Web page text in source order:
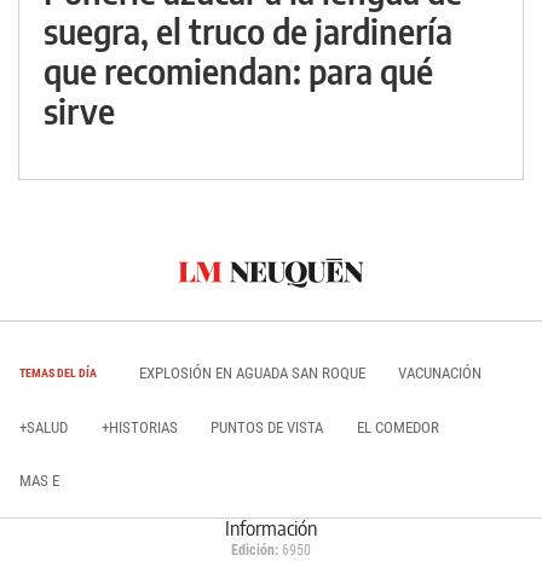
suegra, el truco de jardinería
que recomiendan: para qué
sirve
TEMAS DEL DÍA EXPLOSIÓN EN AGUADA SAN ROQUE VACUNACIÓN
+SALUD +HISTORIAS PUNTOS DE VISTA EL COMEDOR
MAS E
Información
Edición: 6950